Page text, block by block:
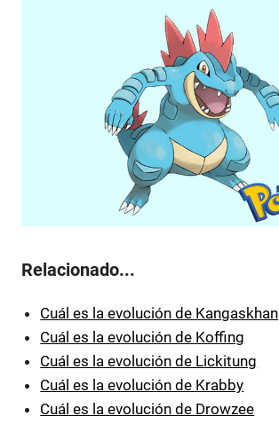
Relacionado...
Cuál es la evolución de Kangaskhan
Cuál es la evolución de Koffing
Cuál es la evolución de Lickitung
Cuál es la evolución de Krabby
Cuál es la evolución de Drowzee